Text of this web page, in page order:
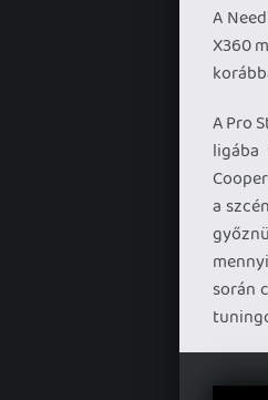
A
X360
A Pro
a
során